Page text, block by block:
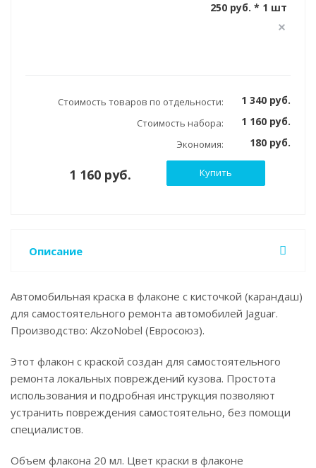
250 руб. * 1 шт
Стоимость товаров по отдельности: 1 340 руб.
Стоимость набора: 1 160 руб.
Экономия: 180 руб.
1 160 руб. Купить
Описание
Автомобильная краска в флаконе с кисточкой (карандаш)
для самостоятельного ремонта автомобилей Jaguar.
Производство: AkzoNobel (Евросоюз).
Этот флакон с краской создан для самостоятельного
ремонта локальных повреждений кузова. Простота
использования и подробная инструкция позволяют
устранить повреждения самостоятельно, без помощи
специалистов.
Объем флакона 20 мл. Цвет краски в флаконе